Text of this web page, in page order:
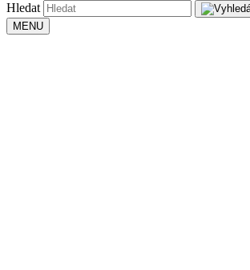
Hledat
MENU